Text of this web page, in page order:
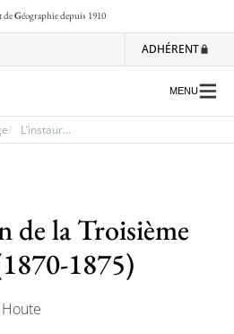
deGéographiedepuis 1910
ADHÉRENT
régionales
nationaux
et motions
de l’APHG
MENU
L’instaur...
de la Troisième
1875)